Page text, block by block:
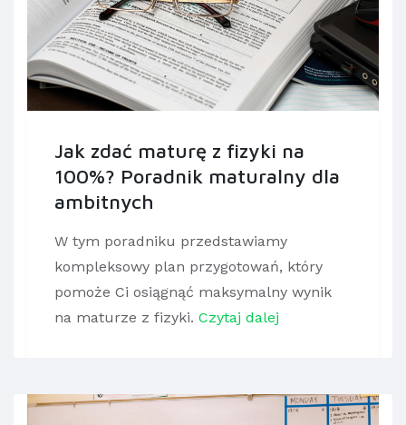
Jak zdać maturę z fizyki na
100%? Poradnik maturalny dla
ambitnych
W tym poradniku przedstawiamy
kompleksowy plan przygotowań, który
pomoże Ci osiągnąć maksymalny wynik
na maturze z fizyki. Czytaj dalej